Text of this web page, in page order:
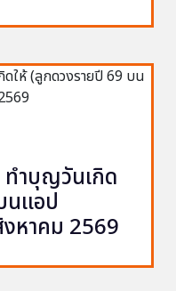
ำบุญวันเกิด
นแอป
งหาคม 2569